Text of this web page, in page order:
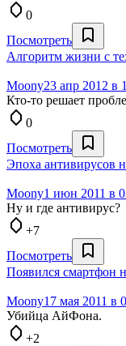
0
Посмотреть
Алгоритм жизни с
Moony23 апр 2012 в
Кто-то решает
0
Посмотреть
Эпоха антивирусов
Moony1 июн 2011 в
Ну и где антивирус?
+7
Посмотреть
Появился смартфон
Moony17 мая 2011 в
Убийца АйФона.
+2